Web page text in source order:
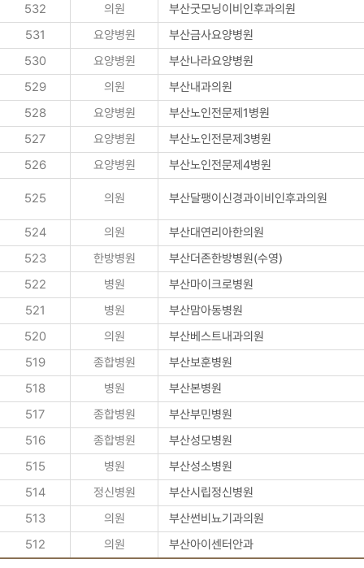
532
의원
부산굿모닝이비인후과의원
531
요양병원
부산금사요양병원
530
요양병원
부산나라요양병원
529
의원
부산내과의원
528
요양병원
부산노인전문제1병원
527
요양병원
부산노인전문제3병원
526
요양병원 부산노인전문제4병원
525 의원 부산달팽이신경과이비인후과의원
524 의원
부산대연리아한의원
523
한방병원
부산더존한방병원(수영)
522
병원
부산마이크로병원
521
병원
부산맘아동병원
520
의원
부산베스트내과의원
519
종합병원
부산보훈병원
518
병원
부산본병원
517
종합병원
부산부민병원
516
종합병원
부산성모병원
515
병원
부산성소병원
514
정신병원
부산시립정신병원
513
의원
부산썬비뇨기과의원
512
의원 부산아이센터안과